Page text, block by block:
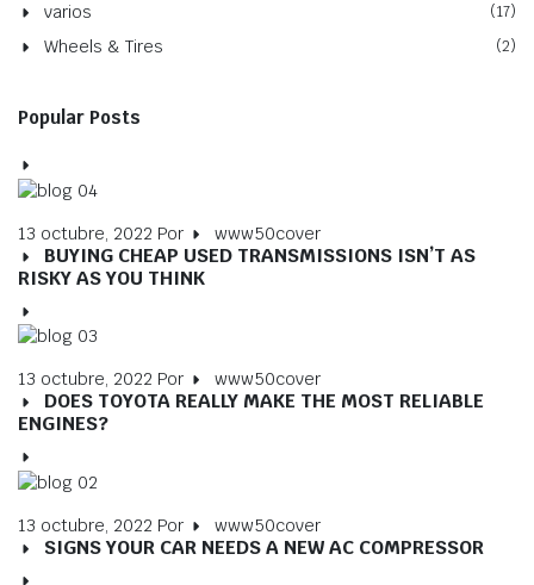
varios (17)
Wheels & Tires (2)
Popular Posts
13 octubre, 2022 Por www50cover
BUYING CHEAP USED TRANSMISSIONS ISN’T AS
RISKY AS YOU THINK
13 octubre, 2022 Por www50cover
DOES TOYOTA REALLY MAKE THE MOST RELIABLE
ENGINES?
13 octubre, 2022 Por www50cover
SIGNS YOUR CAR NEEDS A NEW AC COMPRESSOR